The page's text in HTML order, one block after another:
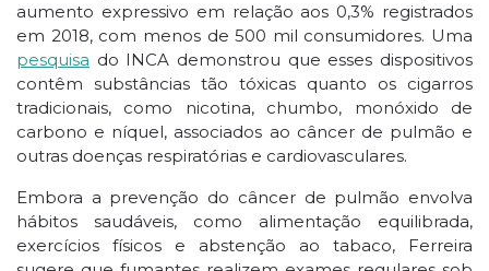
aumento expressivo em relação aos 0,3% registrados
em 2018, com menos de 500 mil consumidores. Uma
pesquisa do INCA demonstrou que esses dispositivos
contêm substâncias tão tóxicas quanto os cigarros
tradicionais, como nicotina, chumbo, monóxido de
carbono e níquel, associados ao câncer de pulmão e
outras doenças respiratórias e cardiovasculares.
Embora a prevenção do câncer de pulmão envolva
hábitos saudáveis, como alimentação equilibrada,
exercícios físicos e abstenção ao tabaco, Ferreira